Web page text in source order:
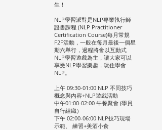
生！
NLP學習派對是NLP專業執行師
證書課程 (NLP Practitioner
Certification Course)每月常規
F2F活動，一般在每月最後一個星
期六舉行，過程將會以互動式
NLP學習遊戲為主，讓大家可以
享受NLP學習樂趣，玩住學會
NLP。
上午 09:30-01:00 NLP 不同技巧
概念與內容+NLP遊戲活動
中午01:00-02:00 午餐聚會 (學員
自行組織）
下午 02:00-06:00 NLP技巧現場
示範、 練習+美酒小食